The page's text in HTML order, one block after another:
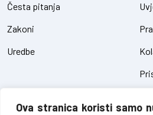
Ova stranica koristi samo
Česta pitanja
Zakoni
Uredbe